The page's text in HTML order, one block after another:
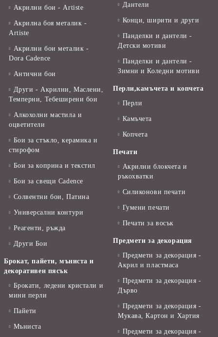
Акрилни бои - Artiste
Акрилна боя металик -
Artiste
Акрилни бои металик -
Dora Cadence
Антични бои
Други - Акрилни, Маслени,
Темперни, Тебеширени бои
Алкохолни мастила и
оцветители
Бои за стъкло, керамика и
стирофом
Бои за коприна и текстил
Бои за свещи Cadence
Солвентни бои, Патина
Универсални контури
Реагенти, ръжда
Други Бои
Брокат, пайети, мъниста и
декоративен пясък
Брокати, ледени кристали и
мини перли
Пайети
Мъниста
Дантели
Конци, ширити и други
Панделки и дантели -
Детски мотиви
Панделки и дантели -
Зимни и Коледни мотиви
Перли,камъчета и копчета
Перли
Камъчета
Копчета
Печати
Акрилни блокчета и
ръкохватки
Силиконови печати
Гумени печати
Печати за восък
Предмети за декорация
Предмети за декорация -
Акрил и пластмаса
Предмети за декорация -
Дърво
Предмети за декорация -
Мукава, Картон и Хартия
Предмети за декорация -